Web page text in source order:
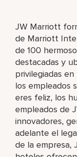
JW Marriott
de Marriott
de 100
destacadas y
privilegiadas
los empleados
eres feliz, los
empleados de
innovadores,
adelante el
de la empresa,